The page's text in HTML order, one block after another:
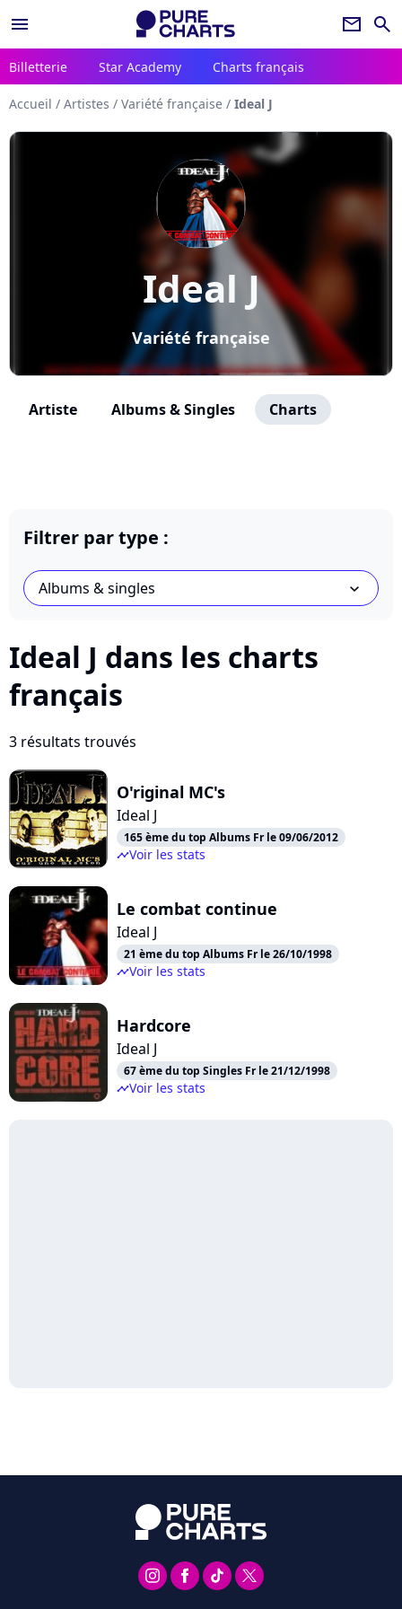
menu newsletter search
Billetterie Star Academy Charts français
Accueil / Artistes / Variété française / Ideal J
Ideal J
Variété française
Artiste Albums & Singles Charts
Filtrer par type :
Albums & singles chevron_bot
Ideal J dans les charts
français
3 résultats trouvés
O'riginal MC's
Ideal J
165 ème du top Albums Fr le 09/06/2012
timelineVoir les stats
Le combat continue
Ideal J
21 ème du top Albums Fr le 26/10/1998
timelineVoir les stats
Hardcore
Ideal J
67 ème du top Singles Fr le 21/12/1998
timelineVoir les stats